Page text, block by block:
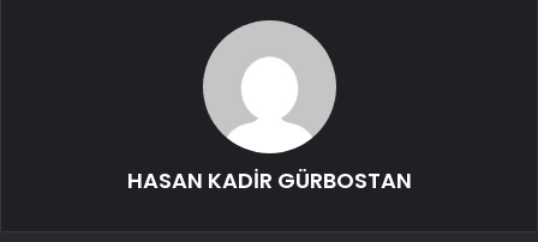
HASAN KADİR GÜRBOSTAN